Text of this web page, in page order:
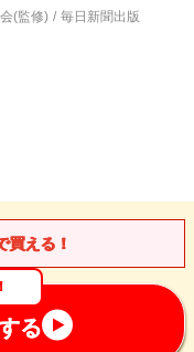
(監修) / 毎日新聞出版
買える！
る